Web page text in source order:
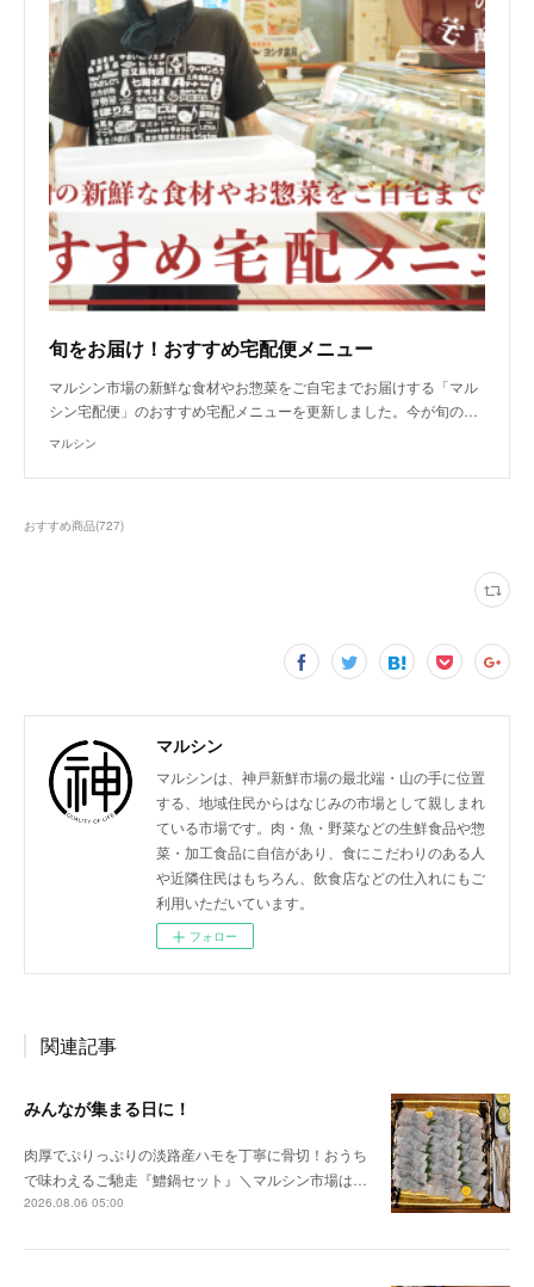
旬をお届け！おすすめ宅配便メニュー
マルシン市場の新鮮な食材やお惣菜をご自宅までお届けする「マル
シン宅配便」のおすすめ宅配メニューを更新しました。今が旬の…
マルシン
おすすめ商品(727)
マルシン
マルシンは、神戸新鮮市場の最北端・山の手に位置
する、地域住民からはなじみの市場として親しまれ
ている市場です。肉・魚・野菜などの生鮮食品や惣
菜・加工食品に自信があり、食にこだわりのある人
や近隣住民はもちろん、飲食店などの仕入れにもご
利用いただいています。
フォロー
関連記事
みんなが集まる日に！
肉厚でぷりっぷりの淡路産ハモを丁寧に骨切！おうち
で味わえるご馳走『鱧鍋セット』＼マルシン市場は…
2026.08.06 05:00